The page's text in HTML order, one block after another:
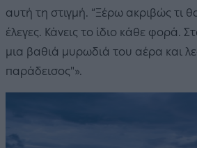
αυτή τη στιγμή. “Ξέρω ακριβώς τι
έλεγες. Κάνεις το ίδιο κάθε φορά.
μια βαθιά μυρωδιά του αέρα και
παράδεισος"».